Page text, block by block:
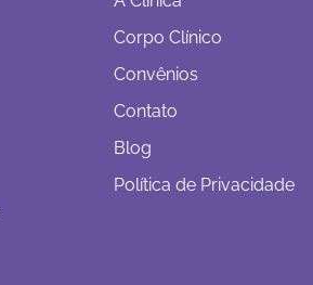
Corpo Clínico
Convênios
Contato
Blog
Política de Privacidade